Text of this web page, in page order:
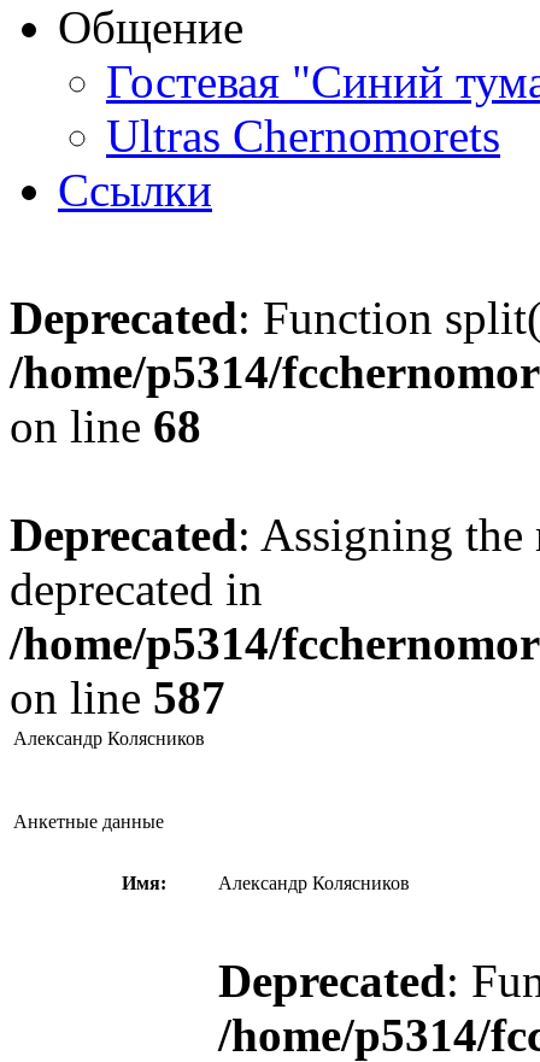
Общение
Гостевая "Синий
Ultras Chernomorets
Ссылки
Deprecated: Function
/home/p5314/
on line 68
Deprecated: Assigning the
deprecated in
/home/p5314/
on line 587
Александр Колясников
Анкетные данные
Имя: Александр Колясников
Deprecated:
/home/p5314/